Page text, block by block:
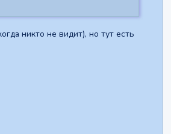
никто не видит), но тут есть